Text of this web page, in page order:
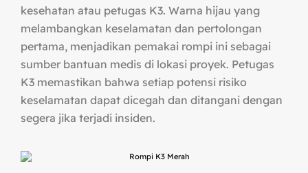
kesehatan atau petugas K3. Warna hijau yang
melambangkan keselamatan dan pertolongan
pertama, menjadikan pemakai rompi ini sebagai
sumber bantuan medis di lokasi proyek. Petugas
K3 memastikan bahwa setiap potensi risiko
keselamatan dapat dicegah dan ditangani dengan
segera jika terjadi insiden.